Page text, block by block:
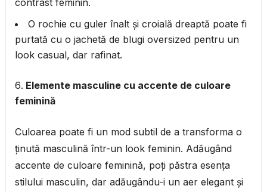
contrast feminin.
O rochie cu guler înalt și croială dreaptă poate fi
purtată cu o jachetă de blugi oversized pentru un
look casual, dar rafinat.
Elemente masculine cu accente de culoare
feminină
Culoarea poate fi un mod subtil de a transforma o
ținută masculină într-un look feminin. Adăugând
accente de culoare feminină, poți păstra esența
stilului masculin, dar adăugându-i un aer elegant și